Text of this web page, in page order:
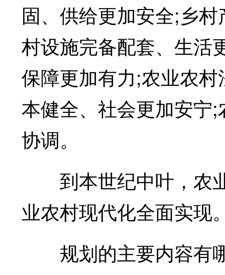
固、供给更加安全;乡
村设施完备配套、生活
保障更加有力;农业农
本健全、社会更加安宁
协调。
到本世纪中叶，农
业农村现代化全面实现
规划的主要内容有